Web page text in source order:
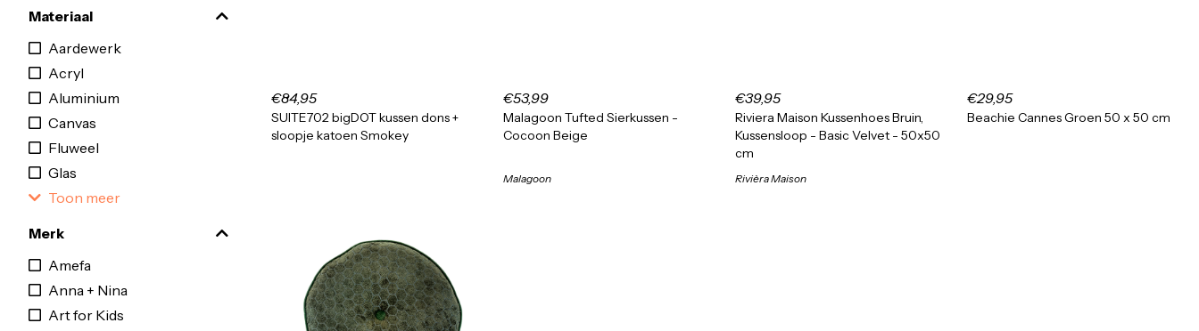
Materiaal
Aardewerk
Acryl
Aluminium
Canvas
Fluweel
Glas
Toon meer
Merk
Amefa
Anna + Nina
Art for Kids
€84,95
SUITE702 bigDOT kussen dons +
sloopje katoen Smokey
€53,99
Malagoon Tufted Sierkussen -
Cocoon Beige
Malagoon
€39,95
Riviera Maison Kussenhoes Bruin,
Kussensloop - Basic Velvet - 50x50
cm
Rivièra Maison
€29,95
Beachie Cannes Groen 50 x 50 cm